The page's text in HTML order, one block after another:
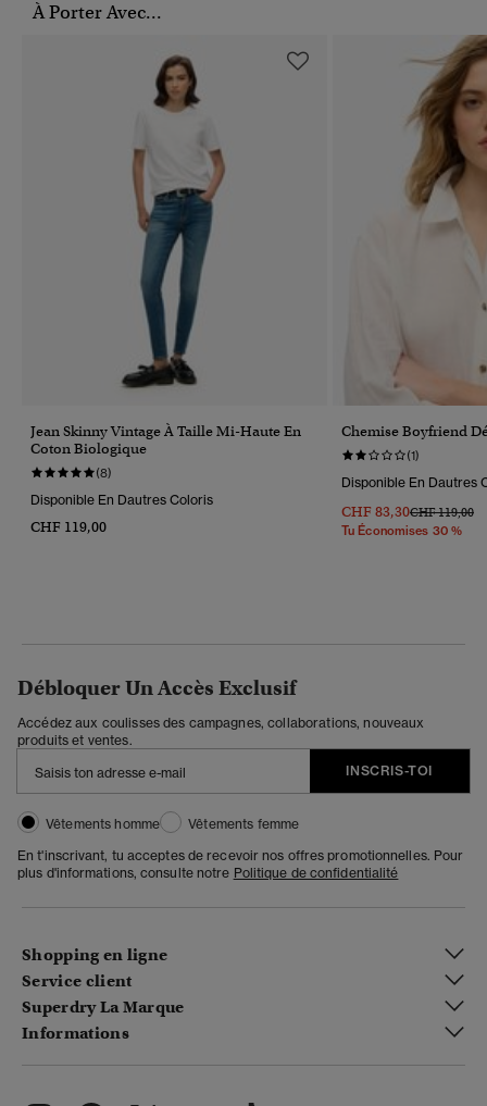
À Porter Avec...
Jean Skinny Vintage À Taille Mi-Haute En
Coton Biologique
(8)
Disponible En Dautres Coloris
CHF 119,00
Chemise Boyfriend
(1)
Disponible En Dautres
CHF 83,30Prix Réduit De
CHF 119,00À
Tu Économises 30 %
Débloquer Un Accès Exclusif
Accédez aux coulisses des campagnes, collaborations, nouveaux
produits et ventes.
INSCRIS-TOI
Vêtements homme
Vêtements femme
En t'inscrivant, tu acceptes de recevoir nos offres promotionnelles. Pour
plus d'informations, consulte notre Politique de confidentialité
Shopping en ligne
Service client
Superdry La Marque
Informations